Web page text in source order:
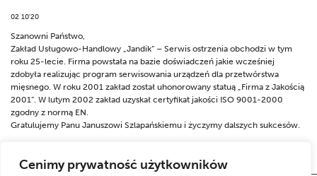
Cenimy prywatność użytkowników
02 10'20
Szanowni Państwo,
Zakład Usługowo-Handlowy „Jandik” – Serwis ostrzenia obchodzi w tym
roku 25-lecie. Firma powstała na bazie doświadczeń jakie wcześniej
zdobyła realizując program serwisowania urządzeń dla przetwórstwa
mięsnego. W roku 2001 zakład został uhonorowany statuą „Firma z Jakością
2001”. W lutym 2002 zakład uzyskał certyfikat jakości ISO 9001-2000
zgodny z normą EN.
Gratulujemy Panu Januszowi Szlapańskiemu i życzymy dalszych sukcesów.